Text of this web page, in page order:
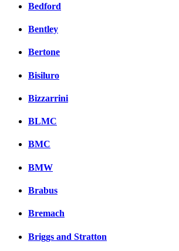
Bedford
Bentley
Bertone
Bisiluro
Bizzarrini
BLMC
BMC
BMW
Brabus
Bremach
Briggs and Stratton